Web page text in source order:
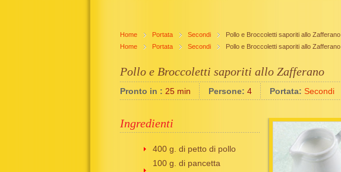
Home Portata Secondi
Pollo e Broccoletti saporiti allo Zafferano
Home
Portata Secondi Pollo e Broccoletti saporiti allo Zafferano
Pollo e Broccoletti saporiti allo Zafferano
Pronto in : 25 min Persone: 4 Portata: Secondi
Ingredienti
400 g. di petto di pollo
100 g. di pancetta